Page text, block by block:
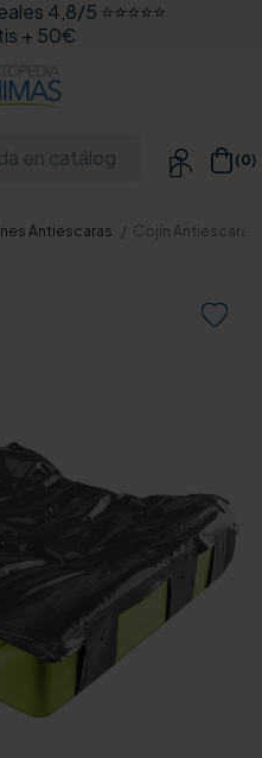
4,8/5 ⭐⭐⭐⭐⭐
+ 50€
 (0)
Antiescaras Cojín
